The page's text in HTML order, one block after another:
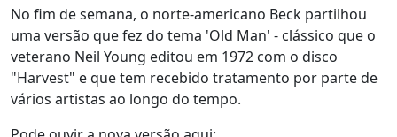
No fim de semana, o norte-americano Beck partilhou
uma versão que fez do tema 'Old Man' - clássico que o
veterano Neil Young editou em 1972 com o disco
"Harvest" e que tem recebido tratamento por parte de
vários artistas ao longo do tempo.